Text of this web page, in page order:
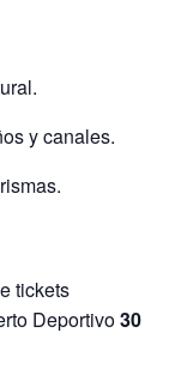
y canales.
tickets
Deportivo30